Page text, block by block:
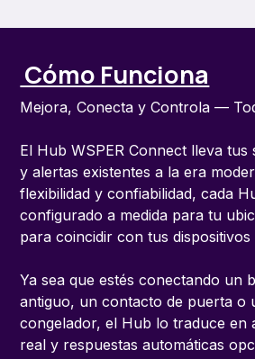
Cómo Funciona
Mejora, Conecta y Controla —
El Hub WSPER Connect lleva tus
y alertas existentes a la era
flexibilidad y confiabilidad, cada
configurado a medida para tu
para coincidir con tus dispositivos
Ya sea que estés conectando un
antiguo, un contacto de puerta o
congelador, el Hub lo traduce en
real y respuestas automáticas